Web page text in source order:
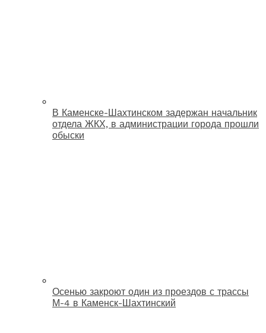
В Каменске-Шахтинском задержан начальник
отдела ЖКХ, в администрации города прошли
обыски
Осенью закроют один из проездов с трассы
М-4 в Каменск-Шахтинский